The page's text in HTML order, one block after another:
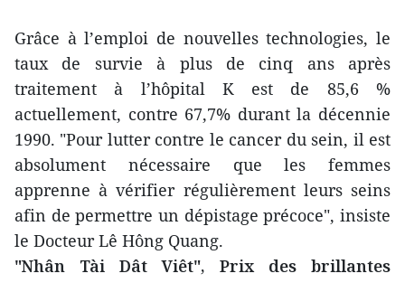
Grâce à l’emploi de nouvelles technologies, le
taux de survie à plus de cinq ans après
traitement à l’hôpital K est de 85,6 %
actuellement, contre 67,7% durant la décennie
1990. "Pour lutter contre le cancer du sein, il est
absolument nécessaire que les femmes
apprenne à vérifier régulièrement leurs seins
afin de permettre un dépistage précoce", insiste
le Docteur Lê Hông Quang.
"Nhân Tài Dât Viêt", Prix des brillantes